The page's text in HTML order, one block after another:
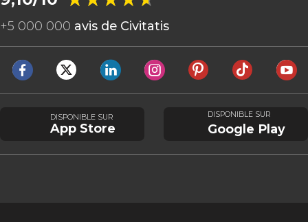
+5 000 000 avis de Civitatis
DISPONIBLE SUR
App Store
DISPONIBLE SUR
Google Play